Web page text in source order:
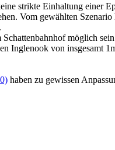
strikte Einhaltung einer
Vom gewählten Szenario
möglich
Inglenook von insgesamt
haben zu gewissen